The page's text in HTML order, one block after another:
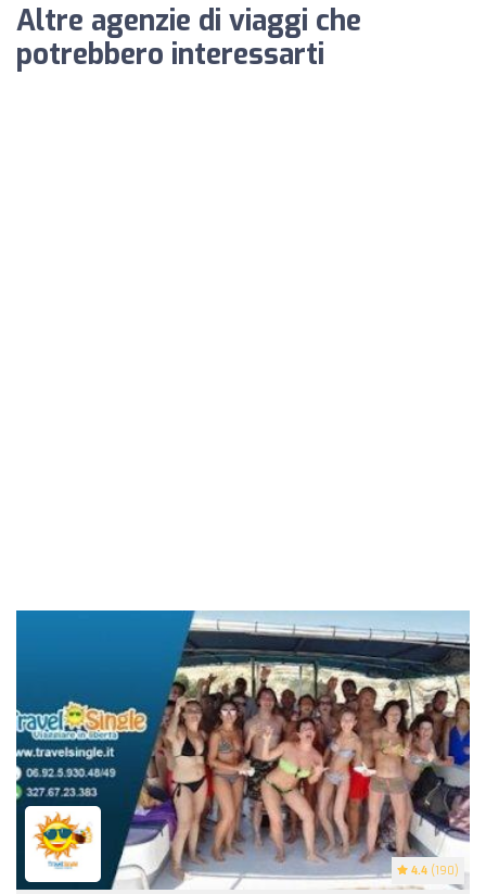
Altre agenzie di viaggi che
potrebbero interessarti
4.4 (190)